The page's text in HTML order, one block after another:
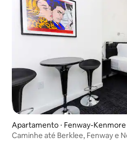
Apartamento ⋅ Fenway-Kenmore
Caminhe até Berklee, Fenway e